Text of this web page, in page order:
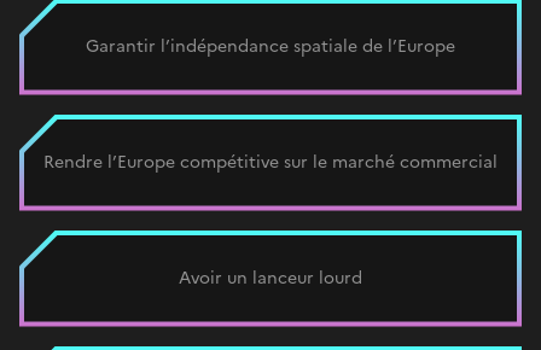
Garantir l’indépendance spatiale de l’Europe
Rendre l’Europe compétitive sur le marché commercial
Avoir un lanceur lourd